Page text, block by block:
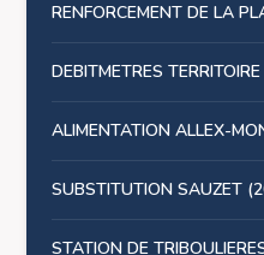
RENFORCEMENT DE LA
DEBITMETRES
ALIMENTATION ALLEX-
SUBSTITUTION SAUZET
STATION DE